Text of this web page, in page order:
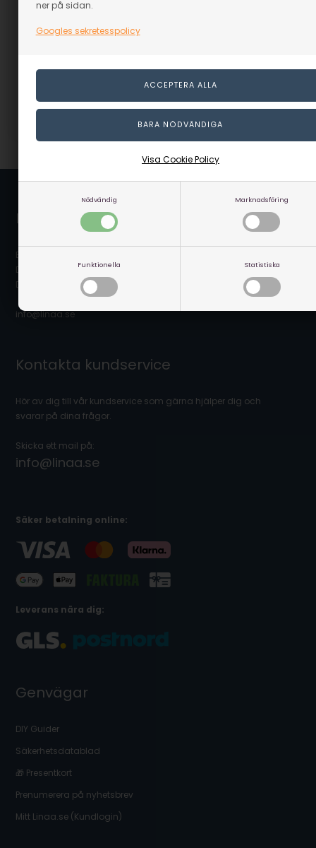
ner på sidan.
Googles sekretesspolicy
Nödvändig Marknadsföring
Funktionella Statistiska
Visa Cookie Policy
Proxxon Elstämjärn MSG
Eventuellt leveranskostnader
GÅ TILL VARAN
Linaa.se / Linå A/S
Bergsøesvej 11
DK-8600 Silkeborg
Danmark
info@linaa.se
Kontakta kundservice
Hör av dig till vår kundservice som gärna hjälper dig och
svarar på dina frågor.
Skicka ett mail på:
info@linaa.se
Säker betalning online:
Leverans nära dig:
Genvägar
DIY Guider
Säkerhetsdatablad
🎁 Presentkort
Prenumerera på nyhetsbrev
Mitt Linaa.se (Kundlogin)